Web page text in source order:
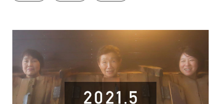
き
ま
す